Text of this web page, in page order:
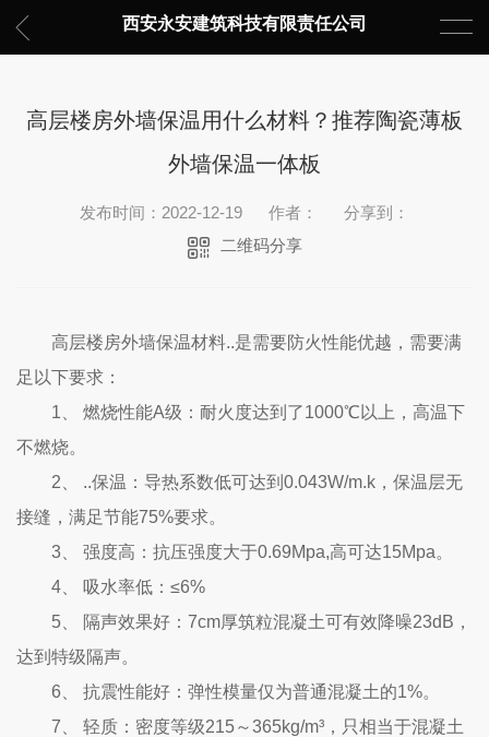
西安永安建筑科技有限责任公司
高层楼房外墙保温用什么材料？推荐陶瓷薄板
外墙保温一体板
发布时间：2022-12-19 作者：
分享到：
二维码分享
高层楼房外墙保温材料..是需要防火性能优越，需要满
足以下要求：
1、 燃烧性能A级：耐火度达到了1000℃以上，高温下
不燃烧。
2、 ..保温：导热系数低可达到0.043W/m.k，保温层无
接缝，满足节能75%要求。
3、 强度高：抗压强度大于0.69Mpa,高可达15Mpa。
4、 吸水率低：≤6%
5、 隔声效果好：7cm厚筑粒混凝土可有效降噪23dB，
达到特级隔声。
6、 抗震性能好：弹性模量仅为普通混凝土的1%。
7、 轻质：密度等级215～365kg/m³，只相当于混凝土